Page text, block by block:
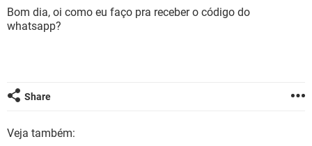
INSTAGRAM GMAIL
GUIA DE COMPRAS
OUTLOOK EXCEL
JOGOS WHATSAPP
CELULAR
GUIA DE COMPRAS
Bom dia, oi como eu faço pra receber o código do
whatsapp?
Share
Veja também: